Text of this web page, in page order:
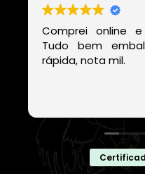
Comprei online
Tudo bem
rápida, nota mil.